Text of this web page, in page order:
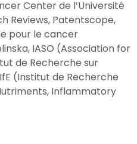
Center de l’Université
Reviews, Patentscope,
pour le cancer
IASO (Association for
de Recherche sur
(Institut de Recherche
Inflammatory